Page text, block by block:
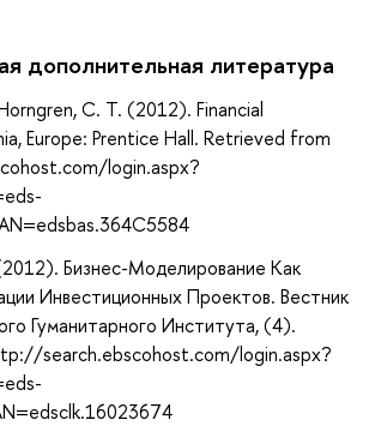
дополнительная литература
C. T. (2012). Financial
Europe: Prentice Hall. Retrieved from
login.aspx?
Бизнес-Моделирование Как
Инвестиционных Проектов. Вестник
Гуманитарного Института, (4).
search.ebscohost.com/login.aspx?